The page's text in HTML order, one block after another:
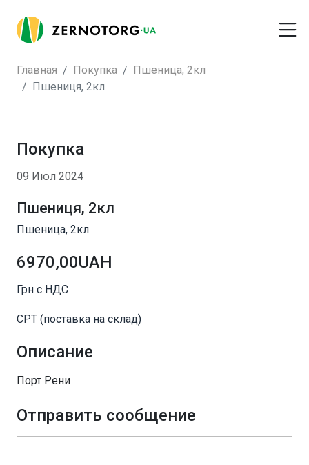
Главная Покупка
Пшеница, 2кл
Пшениця, 2кл
Покупка
09 Июл 2024
Пшениця, 2кл
Пшеница, 2кл
6970,00UAH
Грн с НДС
CPT (поставка на склад)
Описание
Порт Рени
Отправить сообщение